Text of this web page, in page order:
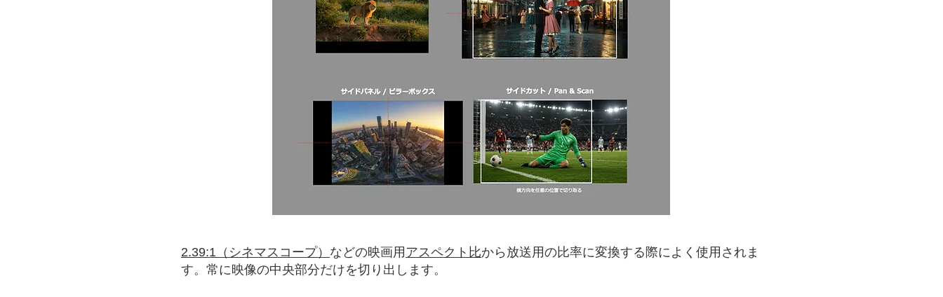
2.39:1（シネマスコープ） などの映画用 アスペクト比から放送用の比率に変換する際によく使用されま
す。常に映像の中央部分だけを切り出します。